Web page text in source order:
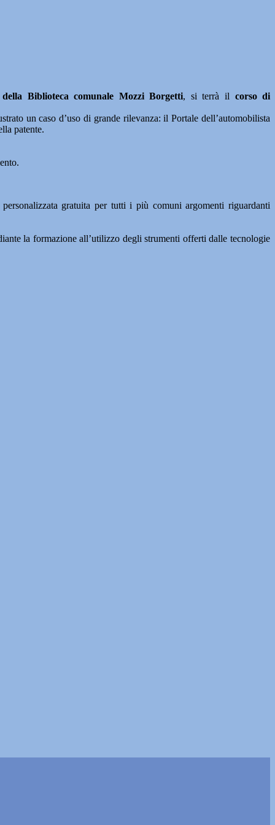
Biblioteca comunale Mozzi Borgetti, si terrà il corso di
un caso d’uso di grande rilevanza: il Portale dell’automobilista
patente.
gratuita per tutti i più comuni argomenti riguardanti
la formazione all’utilizzo degli strumenti offerti dalle tecnologie